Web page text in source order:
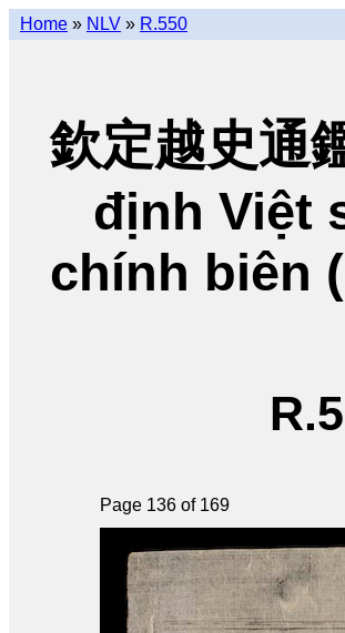
Home » NLV » R.550
欽定越史通
định Việt
chính biên
Page 136 of 169